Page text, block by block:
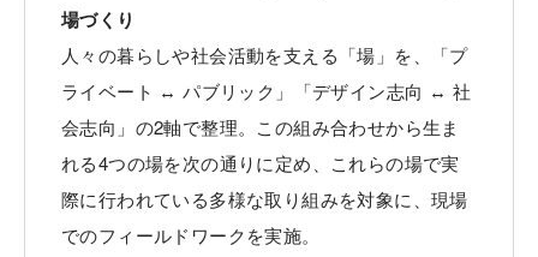
場づくり
人々の暮らしや社会活動を支える「場」を、「プ
ライベート ↔ パブリック」「デザイン志向 ↔ 社
会志向」の2軸で整理。この組み合わせから生ま
れる4つの場を次の通りに定め、これらの場で実
際に行われている多様な取り組みを対象に、現場
でのフィールドワークを実施。